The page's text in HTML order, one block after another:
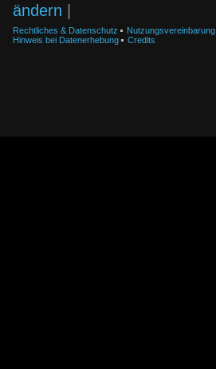
ändern
Rechtliches & Datenschutz Nutzungsvereinbarung
Hinweis bei Datenerhebung
Credits